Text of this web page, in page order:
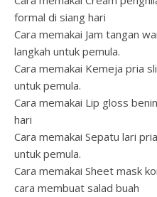
formal di siang hari
Cara memakai Jam tangan
langkah untuk pemula.
Cara memakai Kemeja pria
untuk pemula.
Cara memakai Lip gloss
hari
Cara memakai Sepatu lari
untuk pemula.
Cara memakai Sheet mask
cara membuat salad buah